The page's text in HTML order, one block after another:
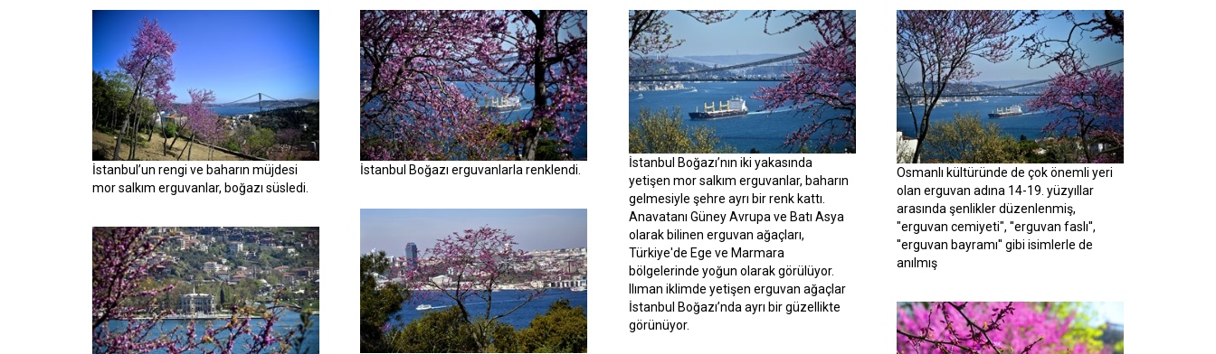
İstanbul’un rengi ve baharın müjdesi
mor salkım erguvanlar, boğazı süsledi.
İstanbul Boğazı erguvanlarla renklendi.
İstanbul Boğazı’nın iki yakasında
yetişen mor salkım erguvanlar, baharın
gelmesiyle şehre ayrı bir renk kattı.
Anavatanı Güney Avrupa ve Batı Asya
olarak bilinen erguvan ağaçları,
Türkiye'de Ege ve Marmara
bölgelerinde yoğun olarak görülüyor.
Ilıman iklimde yetişen erguvan ağaçlar
İstanbul Boğazı’nda ayrı bir güzellikte
görünüyor.
Osmanlı kültüründe de çok önemli yeri
olan erguvan adına 14-19. yüzyıllar
arasında şenlikler düzenlenmiş,
"erguvan cemiyeti", ''erguvan faslı'',
''erguvan bayramı'' gibi isimlerle de
anılmış